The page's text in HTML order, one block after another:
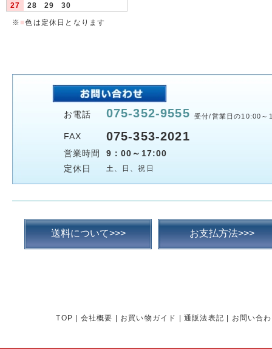
27
28 29
30
※ ■色は定休日となります
お電話 075-352-9555 受付/営業日の10:00～
FAX 075-353-2021
営業時間
9：00～17:00
定休日
土、日、祝日
送料について>>> お支払方法>>>
TOP 会社概要 お買い物ガイド 通販法表記 お問い合